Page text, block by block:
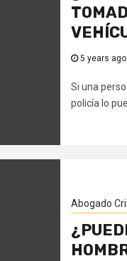
5 years ago
Si una
policía lo
Abogado